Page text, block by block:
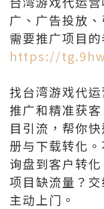
广、广告投放、
需要推广项目的
https://
找台湾游戏代
推广和精准获
目引流，帮你
册与下载转化
询盘到客户转
项目缺流量？
主动上门。